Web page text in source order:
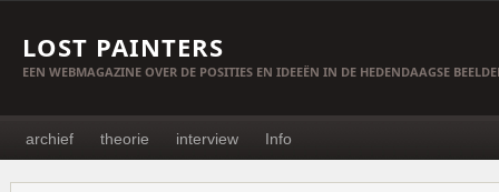
LOST PAINTERS
EEN WEBMAGAZINE OVER DE POSITIES EN IDEEËN IN DE HEDENDAAGSE
archief theorie interview Info